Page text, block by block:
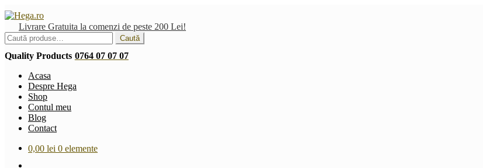
Sari
navigare
Sari
conținut
Livrare Gratuita la comenzi de peste 200 Lei!
Caută
după:
Caută
Quality Products 0764 07 07 07
Acasa
Despre Hega
Shop
Contul meu
Blog
Contact
0,00 lei 0 elemente